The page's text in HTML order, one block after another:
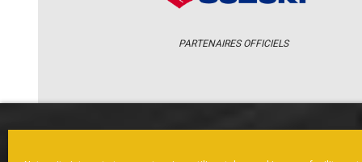
PARTENAIRES OFFICIELS